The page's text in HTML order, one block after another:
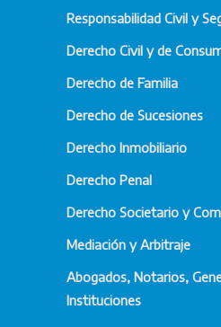
Responsabilidad Civil y
Derecho Civil y de
Derecho de Familia
Derecho de Sucesiones
Derecho Inmobiliario
Derecho Penal
Derecho Societario y
Mediación y Arbitraje
Abogados, Notarios,
Instituciones